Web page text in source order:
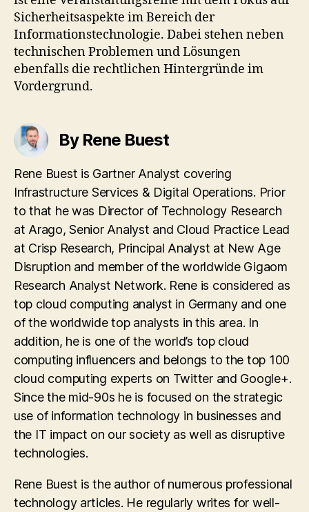
Sicherheitsaspekte im Bereich der
Informationstechnologie. Dabei stehen neben
technischen Problemen und Lösungen
ebenfalls die rechtlichen Hintergründe im
Vordergrund.
By Rene Buest
Rene Buest is Gartner Analyst covering
Infrastructure Services & Digital Operations. Prior
to that he was Director of Technology Research
at Arago, Senior Analyst and Cloud Practice Lead
at Crisp Research, Principal Analyst at New Age
Disruption and member of the worldwide Gigaom
Research Analyst Network. Rene is considered as
top cloud computing analyst in Germany and one
of the worldwide top analysts in this area. In
addition, he is one of the world’s top cloud
computing influencers and belongs to the top 100
cloud computing experts on Twitter and Google+.
Since the mid-90s he is focused on the strategic
use of information technology in businesses and
the IT impact on our society as well as disruptive
technologies.
Rene Buest is the author of numerous professional
technology articles. He regularly writes for well-